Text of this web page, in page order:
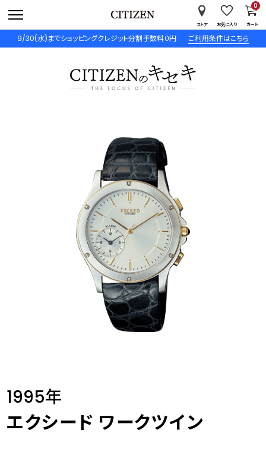
9/30(水)までショッピングクレジット分割手数料０円 ご利用条件はこちら
ストア お気に入り カート
0
1995年
エクシード ワークツイン